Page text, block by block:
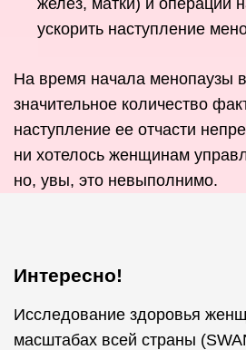
желез, матки) и операции
ускорить наступление
На время начала менопаузы
значительное количество
наступление ее отчасти
ни хотелось женщинам
но, увы, это невыполнимо.
Интересно!
Исследование здоровья
масштабах всей страны